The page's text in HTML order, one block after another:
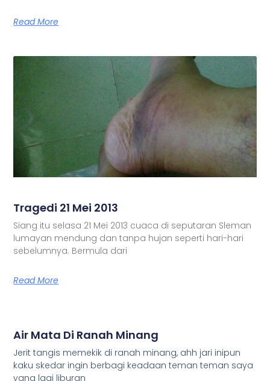
Read More
Tragedi 21 Mei 2013
Siang itu selasa 21 Mei 2013 cuaca di seputaran Sleman
lumayan mendung dan tanpa hujan seperti hari-hari
sebelumnya. Bermula dari
Read More
Air Mata Di Ranah Minang
Jerit tangis memekik di ranah minang, ahh jari inipun
kaku skedar ingin berbagi keadaan teman teman saya
yang lagi liburan